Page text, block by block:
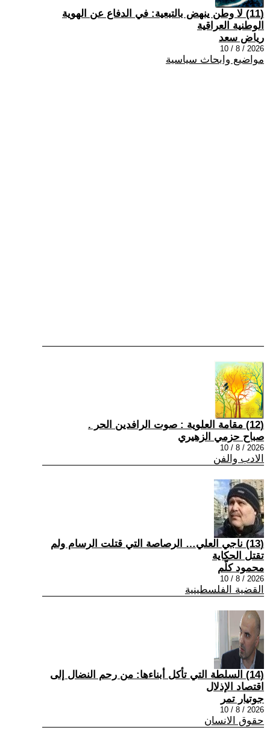
(11) لا وطن ينهض بالتبعية: في الدفاع عن الهوية
الوطنية العراقية
رياض سعد
2026 / 8 / 10
مواضيع وابحاث سياسية
(12) مقامة العلوية : صوت الرافدين الحر .
صباح حزمي الزهيري
2026 / 8 / 10
الادب والفن
(13) ناجي العلي… الرصاصة التي قتلت الرسام ولم
تقتل الحكاية
محمود كلّم
2026 / 8 / 10
القضية الفلسطينية
(14) السلطة التي تأكل أبناءها: من رحم النضال إلى
اقتصاد الإذلال
جوتيار تمر
2026 / 8 / 10
حقوق الانسان